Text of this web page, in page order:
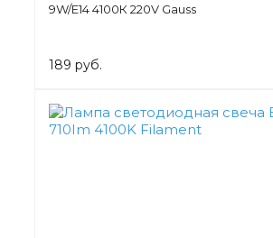
9W/Е14 4100К 220V Gauss
189 руб.